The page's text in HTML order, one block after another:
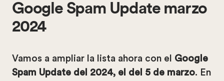
Google Spam Update marzo
2024
Vamos a ampliar la lista ahora con el Google
Spam Update del 2024, el del 5 de marzo. En